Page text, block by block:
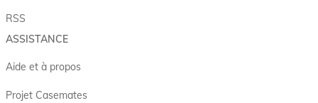
RSS
ASSISTANCE
Aide et à propos
Projet Casemates